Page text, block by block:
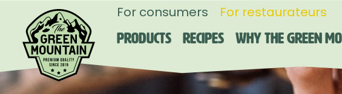
For consumers For restaurateurs
Products Recipes Why The Green